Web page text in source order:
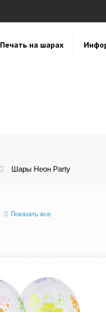
Печать на шарах
Шары Неон Party
Показать все